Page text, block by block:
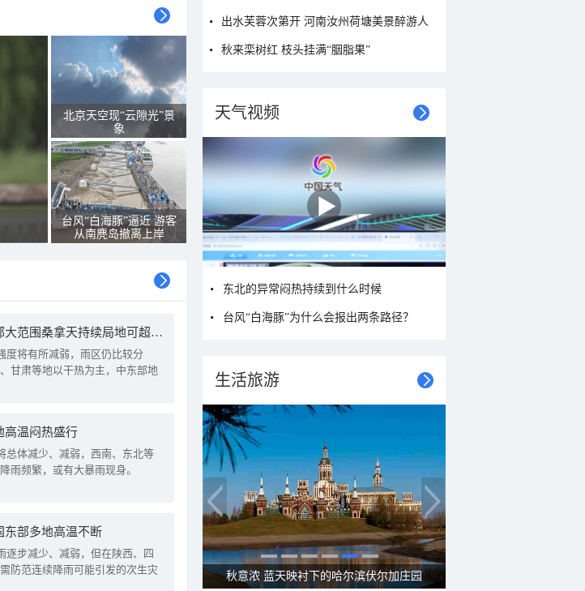
北京天空现“云隙光”景
象
台风“白海豚”逼近 游客
从南麂岛撤离上岸
我国降雨强度进一步减弱 中东部大范围桑拿天持续局地可超38℃
度将有所减弱，雨区仍比较分
甘肃等地以干热为主，中东部地
高温闷热盛行
总体减少、减弱，西南、东北等
雨频繁，或有大暴雨现身。
东部多地高温不断
逐步减少、减弱，但在陕西、四
防范连续降雨可能引发的次生灾
出水芙蓉次第开 河南汝州荷塘美景醉游人
秋来栾树红 枝头挂满“胭脂果”
天气视频
东北的异常闷热持续到什么时候
台风“白海豚”为什么会报出两条路径？
生活旅游
秋意浓 蓝天映衬下的哈尔滨伏尔加庄园